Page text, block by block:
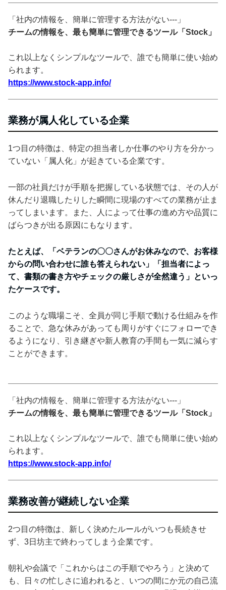
「社内の情報を、簡単に管理する方法がない---」
チームの情報を、最も簡単に管理できるツール「Stock」
これ以上なくシンプルなツールで、誰でも簡単に使い始め
られます。
https://www.stock-app.info/
業務が属人化している企業
1つ目の特徴は、特定の担当者しか仕事のやり方を分かっ
ていない「属人化」が起きている企業です。
一部の社員だけが手順を把握している状態では、その人が
休んだり退職したりした瞬間に現場のすべての業務が止ま
ってしまいます。また、人によって仕事の進め方や品質に
ばらつきが出る原因にもなります。
たとえば、「ベテランの〇〇さんがお休みなので、お客様
からの問い合わせに誰も答えられない」「担当者によっ
て、書類の書き方やチェックの厳しさが全然違う」といっ
たケースです。
このような職場こそ、全員が同じ手順で動ける仕組みを作
ることで、急な休みがあっても周りがすぐにフォローでき
るようになり、引き継ぎや新人教育の手間も一気に減らす
ことができます。
「社内の情報を、簡単に管理する方法がない---」
チームの情報を、最も簡単に管理できるツール「Stock」
これ以上なくシンプルなツールで、誰でも簡単に使い始め
られます。
https://www.stock-app.info/
業務改善が継続しない企業
2つ目の特徴は、新しく決めたルールがいつも長続きせ
ず、3日坊主で終わってしまう企業です。
朝礼や会議で「これからはこの手順でやろう」と決めて
も、日々の忙しさに追われると、いつの間にか元の自己流